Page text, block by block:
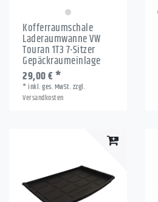
Kofferraumschale
Laderaumwanne VW
Touran 1T3 7-Sitzer
Gepäckraumeinlage
29,00 € *
*inkl. ges. MwSt.zzgl.
Versandkosten